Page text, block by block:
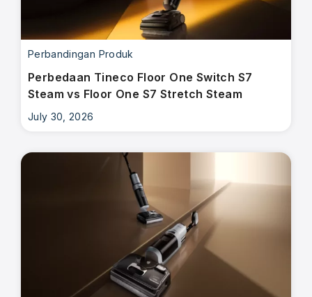
Perbandingan Produk
Perbedaan Tineco Floor One Switch S7
Steam vs Floor One S7 Stretch Steam
July 30, 2026